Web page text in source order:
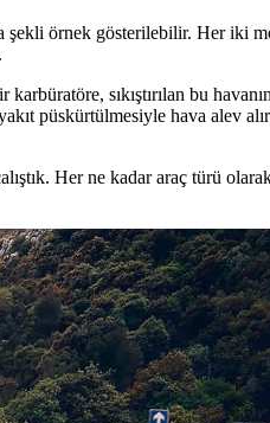
şekli örnek gösterilebilir. Her iki
sıkıştırılan bu havanın
püskürtülmesiyle hava alev
Her ne kadar araç türü